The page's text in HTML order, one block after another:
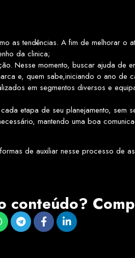
as tendências. A fim de melhorar o
da clinica;
Nesse momento, buscar ajuda de
e, quem sabe,iniciando o ano de
em segmentos diversos e
etapa de seu planejamento, sem
mantendo uma boa
de auxiliar nesse processo de
conteúdo?